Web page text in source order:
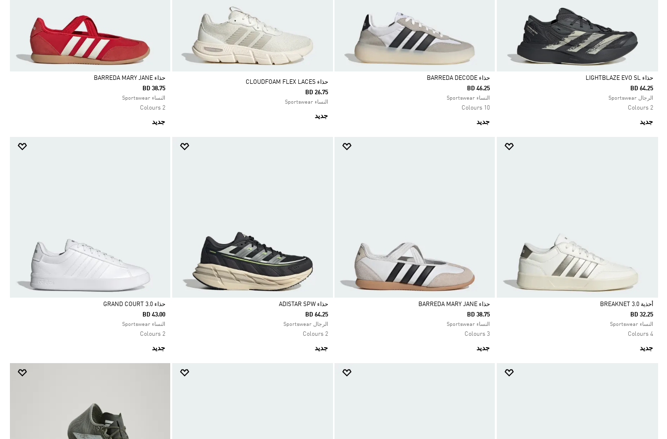
Selected
حذاء LIGHTBLAZE EVO SL
BD 64.25
الرجال Sportswear
2 Colours
جديد
Selected
حذاء BARREDA DECODE
BD 46.25
النساء Sportswear
10 Colours
جديد
حذاء ‏CLOUDFOAM FLEX LACES
BD 26.75
النساء Sportswear
جديد
Selected
حذاء BARREDA MARY JANE
BD 38.75
النساء Sportswear
2 Colours
جديد
Selected
أحذية BREAKNET 3.0
BD 32.25
النساء Sportswear
4 Colours
جديد
Selected
حذاء BARREDA MARY JANE
BD 38.75
النساء Sportswear
3 Colours
جديد
Selected
حذاء ADISTAR SPW
BD 64.25
الرجال Sportswear
2 Colours
جديد
Selected
حذاء GRAND COURT 3.0‏
BD 43.00
النساء Sportswear
2 Colours
جديد